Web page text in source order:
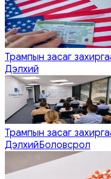
Трампын засаг
Дэлхий
Трампын засаг
ДэлхийБоловсрол